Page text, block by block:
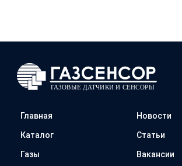
Главная
Каталог
Газы
Новости
Статьи
Вакансии